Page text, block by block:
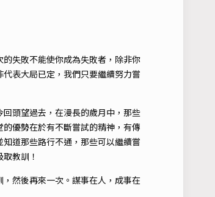
失敗不能使你成為失敗者，除非你
表大局已定，我們只要繼續努力嘗
頭望過去，在漫長的歲月中，那些
優勢在於有不斷嘗試的精神，有傳
道那些路行不通，那些可以繼續嘗
教訓！
然後再來一次。謀事在人，成事在